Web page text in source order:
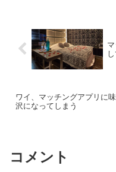
ワイ、マッチングアプリに
沢になってしまう
コメント